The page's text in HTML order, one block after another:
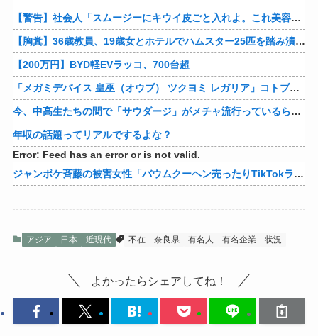
【警告】社会人「スムージーにキウイ皮ごと入れよ。これ美容にいいんだよね〜」→ 結果…
【胸糞】36歳教員、19歳女とホテルでハムスター25匹を踏み潰すなどして逮捕
【200万円】BYD軽EVラッコ、700台超
「メガミデバイス 皇巫（オウブ） ツクヨミ レガリア」コトブキヤデビュー…
今、中高生たちの間で「サウダージ」がメチャ流行っているらしい
年収の話題ってリアルでするよな？
Error: Feed has an error or is not valid.
ジャンポケ斉藤の被害女性「バウムクーヘン売ったりTikTokライブしててムカついたから示談しなかった」
アジア 日本 近現代 不在 奈良県 有名人 有名企業 状況
よかったらシェアしてね！